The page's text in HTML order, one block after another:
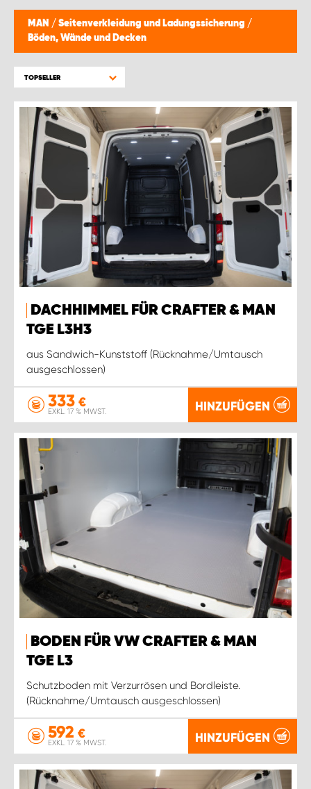
MAN / Seitenverkleidung und Ladungssicherung /
Böden, Wände und Decken
TOPSELLER
DACHHIMMEL FÜR CRAFTER & MAN
TGE L3H3
aus Sandwich-Kunststoff (Rücknahme/Umtausch
ausgeschlossen)
333 €
EXKL. 17 % MWST. HINZUFÜGEN
BODEN FÜR VW CRAFTER & MAN
TGE L3
Schutzboden mit Verzurrösen und Bordleiste.
(Rücknahme/Umtausch ausgeschlossen)
592 €
EXKL. 17 % MWST. HINZUFÜGEN